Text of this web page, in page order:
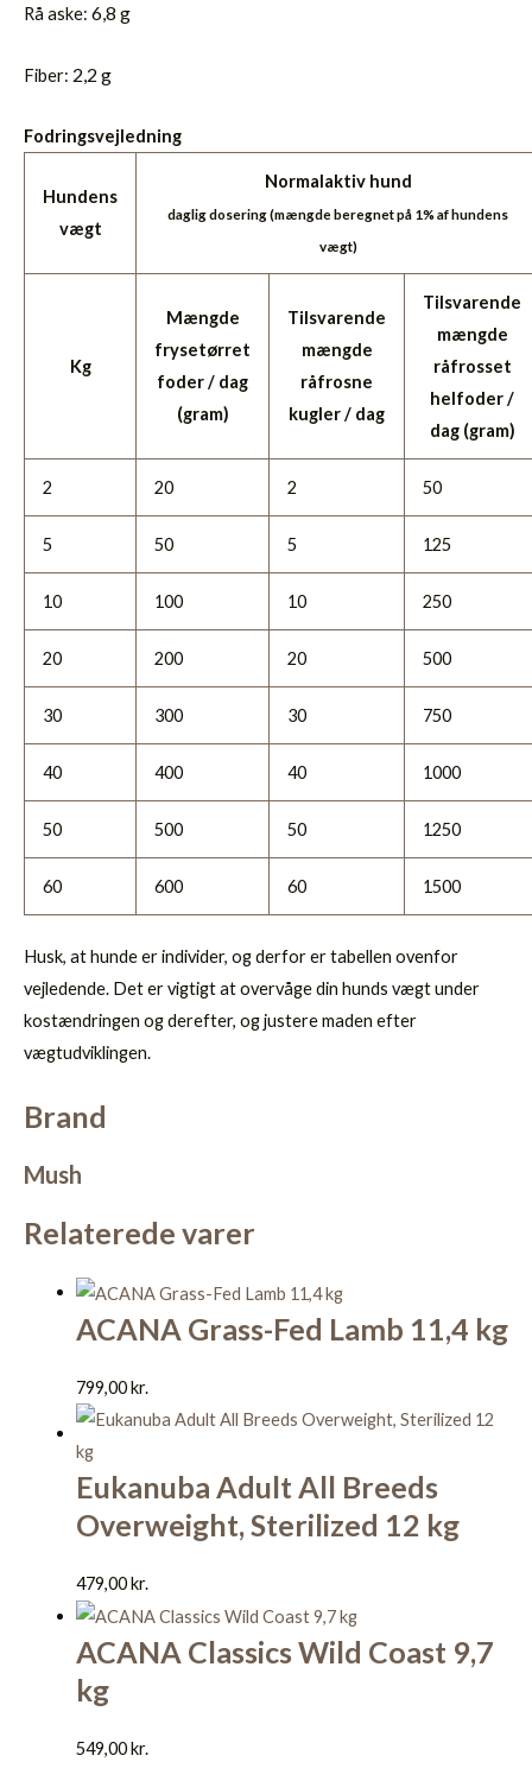
Rå aske: 6,8 g
Fiber: 2,2 g
Fodringsvejledning
Hundens
vægt
Normalaktiv hund
daglig dosering (mængde beregnet på 1% af hundens
vægt)
Kg
Mængde
frysetørret
foder / dag
(gram)
Tilsvarende
mængde
råfrosne
kugler / dag
Tilsvarende
mængde
råfrosset
helfoder /
dag (gram)
2 20 2 50
5 50 5 125
10 100 10 250
20 200 20 500
30 300 30 750
40 400 40 1000
50 500 50 1250
60 600 60 1500
Husk, at hunde er individer, og derfor er tabellen ovenfor
vejledende. Det er vigtigt at overvåge din hunds vægt under
kostændringen og derefter, og justere maden efter
vægtudviklingen.
Brand
Mush
Relaterede varer
ACANA Grass-Fed Lamb 11,4 kg
799,00kr.
Eukanuba Adult All Breeds
Overweight, Sterilized 12 kg
479,00kr.
ACANA Classics Wild Coast 9,7
kg
549,00kr.